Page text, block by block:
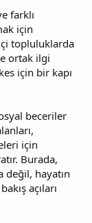
farklı
için
topluluklarda
ortak ilgi
için bir kapı
beceriler
için
Burada,
değil, hayatın
açıları